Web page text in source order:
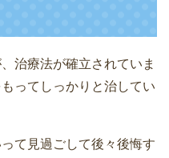
治療法が確立されていま
ってしっかりと治してい
て見過ごして後々後悔す